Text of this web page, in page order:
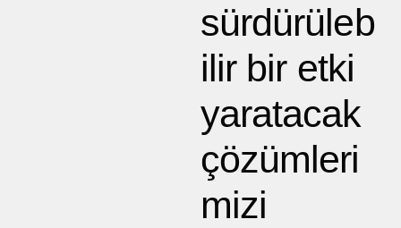
sürdürüleb
ilir bir etki
yaratacak
çözümleri
mizi